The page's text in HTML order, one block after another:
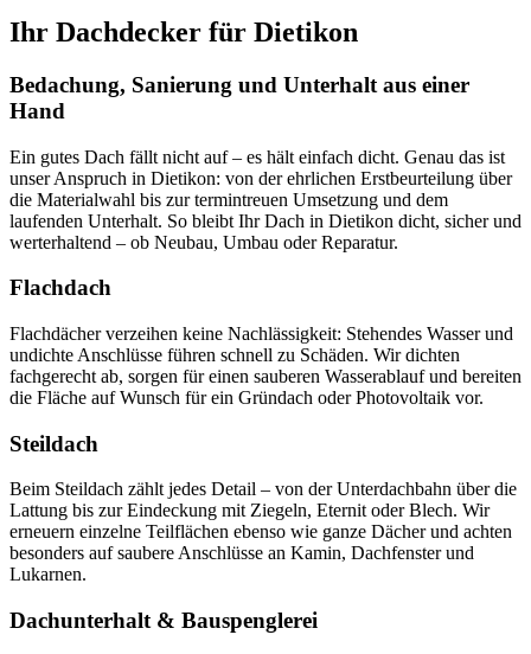
Ihr Dachdecker für Dietikon
Bedachung, Sanierung und Unterhalt aus einer
Hand
Ein gutes Dach fällt nicht auf – es hält einfach dicht. Genau das ist
unser Anspruch in Dietikon: von der ehrlichen Erstbeurteilung über
die Materialwahl bis zur termintreuen Umsetzung und dem
laufenden Unterhalt. So bleibt Ihr Dach in Dietikon dicht, sicher und
werterhaltend – ob Neubau, Umbau oder Reparatur.
Flachdach
Flachdächer verzeihen keine Nachlässigkeit: Stehendes Wasser und
undichte Anschlüsse führen schnell zu Schäden. Wir dichten
fachgerecht ab, sorgen für einen sauberen Wasserablauf und bereiten
die Fläche auf Wunsch für ein Gründach oder Photovoltaik vor.
Steildach
Beim Steildach zählt jedes Detail – von der Unterdachbahn über die
Lattung bis zur Eindeckung mit Ziegeln, Eternit oder Blech. Wir
erneuern einzelne Teilflächen ebenso wie ganze Dächer und achten
besonders auf saubere Anschlüsse an Kamin, Dachfenster und
Lukarnen.
Dachunterhalt & Bauspenglerei